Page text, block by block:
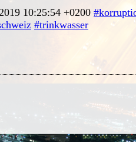
10:25:54 +0200
#trinkwasser